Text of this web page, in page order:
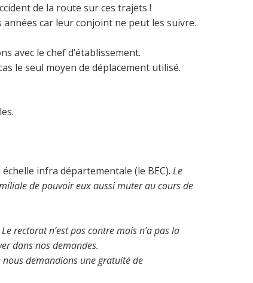
de la route sur ces trajets !
car leur conjoint ne peut les suivre.
avec le chef d’établissement.
le seul moyen de déplacement utilisé.
infra départementale (le BEC). Le
de pouvoir eux aussi muter au cours de
Le rectorat n’est pas contre mais n’a pas la
dans nos demandes.
nous demandions une gratuité de